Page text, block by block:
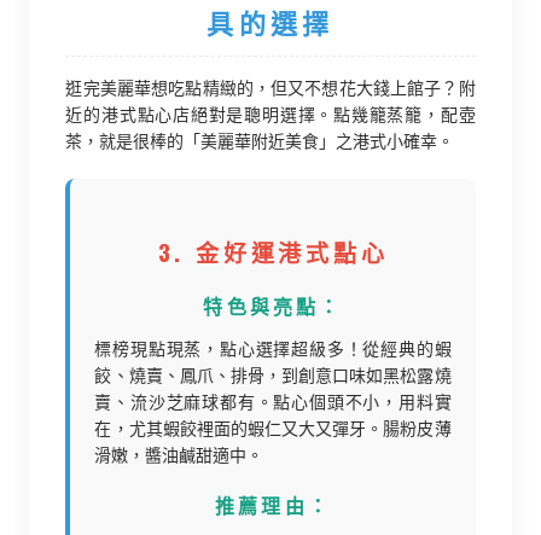
具的選擇
逛完美麗華想吃點精緻的，但又不想花大錢上館子？附
近的港式點心店絕對是聰明選擇。點幾籠蒸籠，配壺
茶，就是很棒的「美麗華附近美食」之港式小確幸。
3. 金好運港式點心
特色與亮點：
標榜現點現蒸，點心選擇超級多！從經典的蝦
餃、燒賣、鳳爪、排骨，到創意口味如黑松露燒
賣、流沙芝麻球都有。點心個頭不小，用料實
在，尤其蝦餃裡面的蝦仁又大又彈牙。腸粉皮薄
滑嫩，醬油鹹甜適中。
推薦理由：